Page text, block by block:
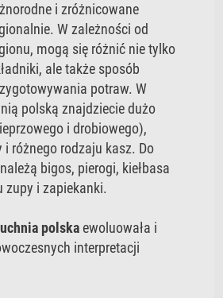
i zróżnicowane
W zależności od
mogą się różnić nie tylko
ale także sposób
potraw. W
polską znajdziecie dużo
i drobiowego),
różnego rodzaju kasz. Do
bigos, pierogi, kiełbasa
zupy i zapiekanki.
polska ewoluowała i
interpretacji